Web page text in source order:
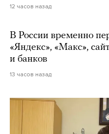
12 часов назад
В России временно
«Яндекс», «Макс»,
и банков
13 часов назад